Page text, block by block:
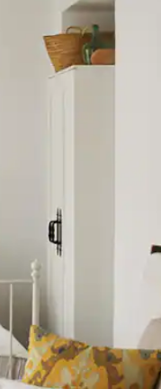
górę i w dół lub